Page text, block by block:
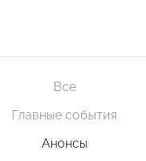
Все
Главные события
Анонсы